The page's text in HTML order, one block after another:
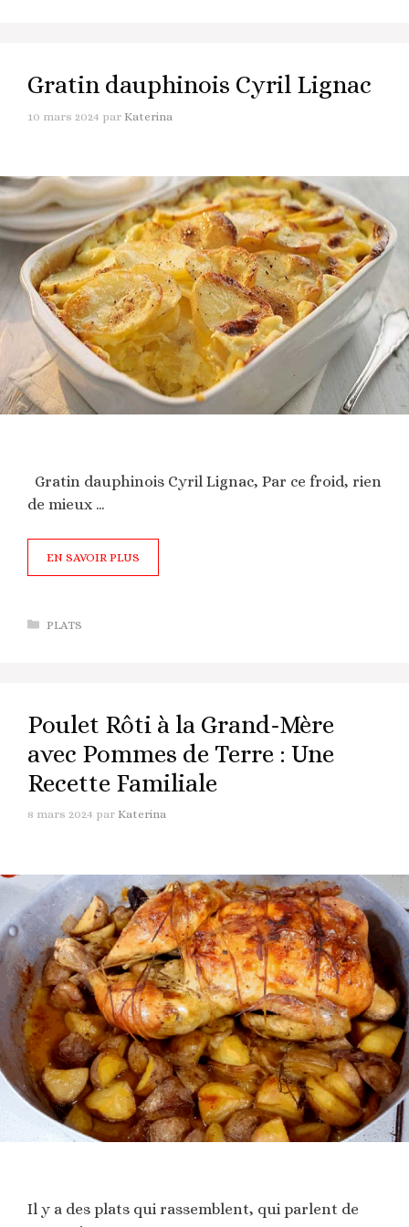
Gratin dauphinois Cyril Lignac
10 mars 2024 par Katerina
Gratin dauphinois Cyril Lignac, Par ce froid, rien
de mieux …
EN SAVOIR PLUS
Catégories
PLATS
Poulet Rôti à la Grand-Mère
avec Pommes de Terre : Une
Recette Familiale
8 mars 2024 par Katerina
Il y a des plats qui rassemblent, qui parlent de